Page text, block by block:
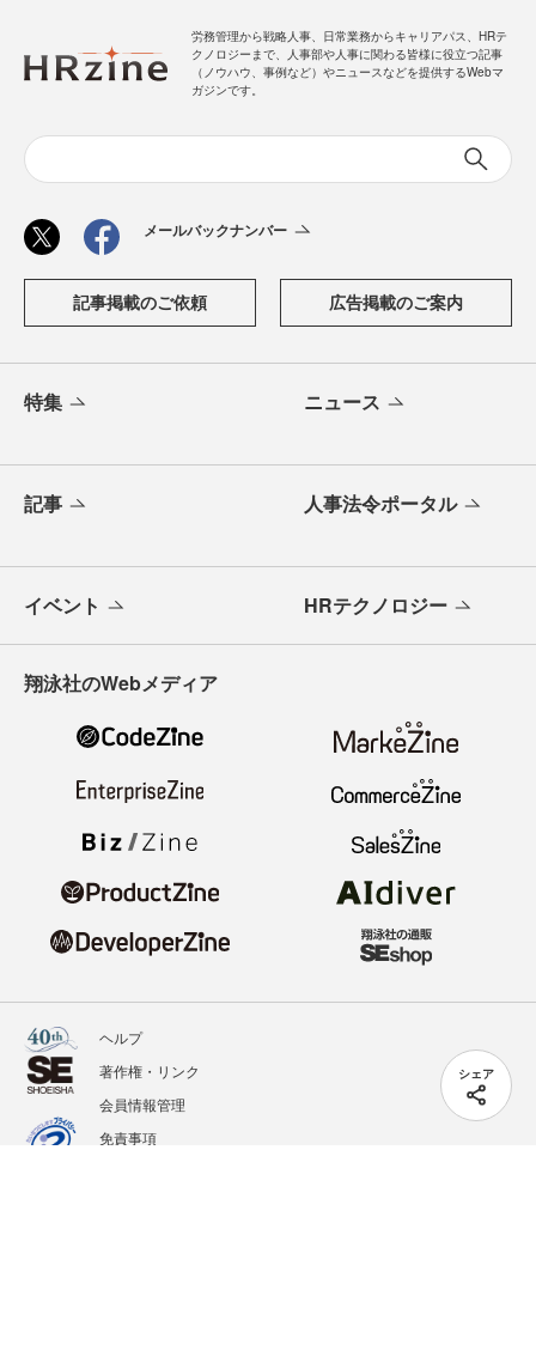
シェア
労務管理から戦略人事、日常業務からキャリアパス、HRテ
クノロジーまで、人事部や人事に関わる皆様に役立つ記事
（ノウハウ、事例など）やニュースなどを提供するWebマ
ガジンです。
メールバックナンバー
記事掲載のご依頼 広告掲載のご案内
特集 ニュース
記事 人事法令ポータル
イベント HRテクノロジー
翔泳社のWebメディア
ヘルプ
著作権・リンク
会員情報管理
免責事項